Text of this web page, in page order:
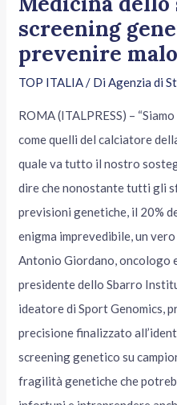
screening
prevenire
TOP ITALIA/ DiAgenzia di
ROMA (ITALPRESS) –
come quelli del calciatore
quale va tutto il nostro
dire che nonostante tutti gli
previsioni genetiche, il 20%
enigma imprevedibile, un
Antonio Giordano, oncologo
presidente dello Sbarro
ideatore di Sport Genomics,
precisione finalizzato
screening genetico su
fragilità genetiche che